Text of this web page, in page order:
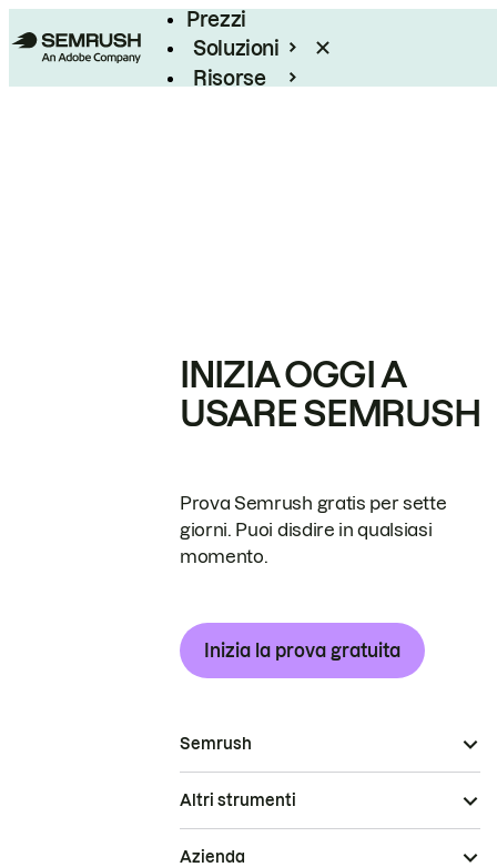
Prezzi
Soluzioni
Risorse
INIZIA OGGI A
USARE SEMRUSH
Prova Semrush gratis per sette
giorni. Puoi disdire in qualsiasi
momento.
Inizia la prova gratuita
Semrush
Altri strumenti
Azienda